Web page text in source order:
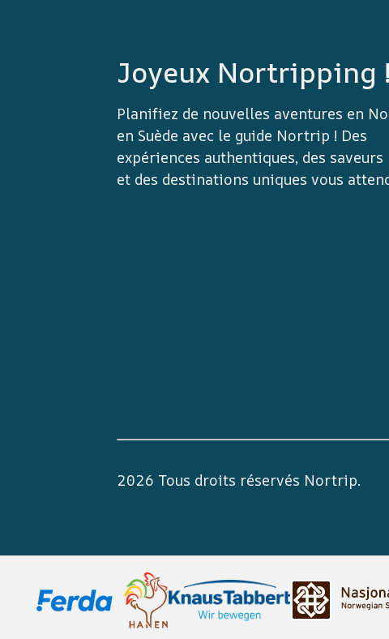
Joyeux Nortripping !
Planifiez de nouvelles aventures en
en Suède avec le guide Nortrip ! Des
expériences authentiques, des saveurs
et des destinations uniques vous
2026 Tous droits réservés Nortrip.